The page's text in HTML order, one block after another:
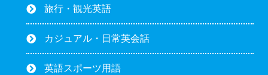
旅行・観光英語
カジュアル・日常英会話
英語スポーツ用語